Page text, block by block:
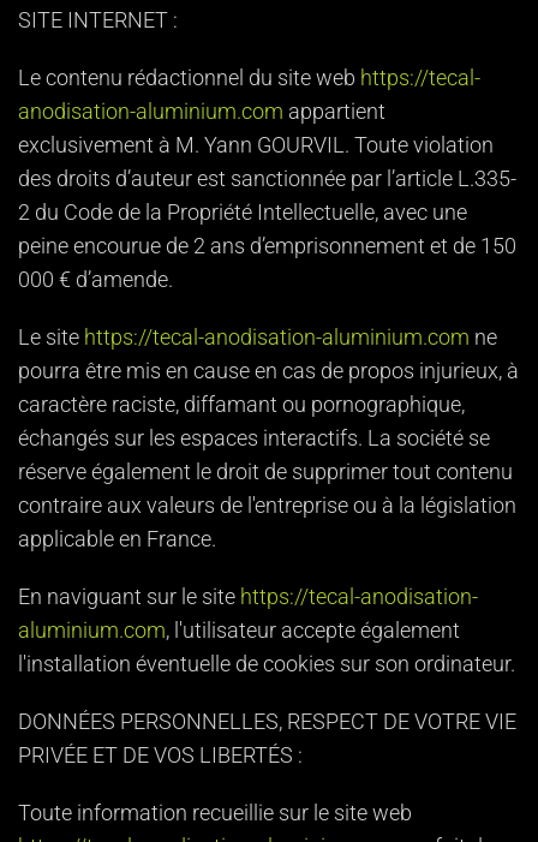
SITE INTERNET :
Le contenu rédactionnel du site web https://tecal-
anodisation-aluminium.com appartient
exclusivement à M. Yann GOURVIL. Toute violation
des droits d’auteur est sanctionnée par l’article L.335-
2 du Code de la Propriété Intellectuelle, avec une
peine encourue de 2 ans d’emprisonnement et de 150
000 € d’amende.
Le site https://tecal-anodisation-aluminium.com ne
pourra être mis en cause en cas de propos injurieux, à
caractère raciste, diffamant ou pornographique,
échangés sur les espaces interactifs. La société se
réserve également le droit de supprimer tout contenu
contraire aux valeurs de l'entreprise ou à la législation
applicable en France.
En naviguant sur le site https://tecal-anodisation-
aluminium.com, l'utilisateur accepte également
l'installation éventuelle de cookies sur son ordinateur.
DONNÉES PERSONNELLES, RESPECT DE VOTRE VIE
PRIVÉE ET DE VOS LIBERTÉS :
Toute information recueillie sur le site web